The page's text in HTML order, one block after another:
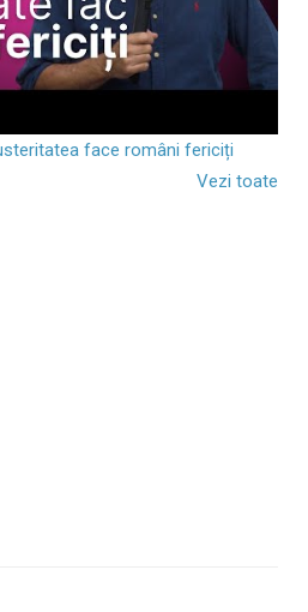
face români fericiți
Vezi toate